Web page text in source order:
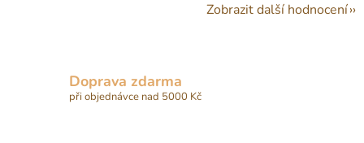
Zobrazit další hodnocení
Doprava zdarma
při objednávce nad 5000 Kč